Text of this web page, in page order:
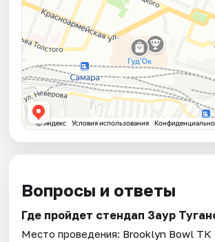
Вопросы и ответы
Где пройдет стендап Заур
Место проведения: Brooklyn Bowl ТК